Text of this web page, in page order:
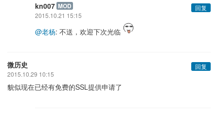
kn007 MOD
回复
2015.10.21 15:15
@老杨: 不送，欢迎下次光临
微历史
回复
2015.10.29 10:15
貌似现在已经有免费的SSL提供申请了